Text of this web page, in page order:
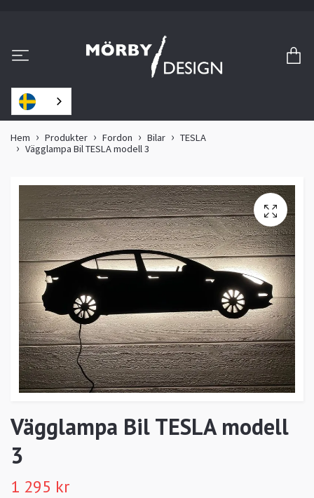
Hem Produkter Fordon Bilar
TESLA
Vägglampa Bil TESLA modell 3
Vägglampa Bil TESLA modell
3
1 295 kr